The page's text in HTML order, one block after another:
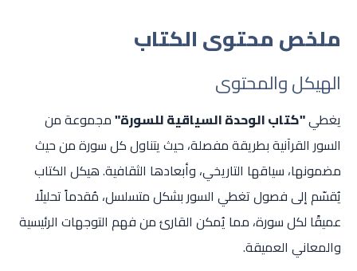
ملخص محتوى الكتاب
الهيكل والمحتوى
يغطي"كتاب الوحدة السياقية للسورة"مجموعة من
السور القرآنية بطريقة مفصلة، حيث يتناول كل سورة من حيث
مضمونها، سياقها التاريخي، وأبعادها الثقافية. هيكل الكتاب
يُقسّم إلى فصول تغطي السور بشكل متسلسل، مُقدماً تحليلًا
عميقًا لكل سورة، مما يُمكن القارئ من فهم التوجهات الرئيسية
والمعاني العميقة.